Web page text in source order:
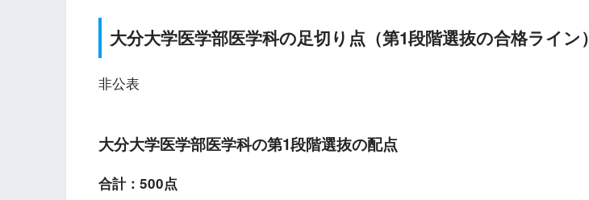
大分大学医学部医学科の足切り点（第1段階選抜の合格ライン）
非公表
大分大学医学部医学科の第1段階選抜の配点
合計：500点